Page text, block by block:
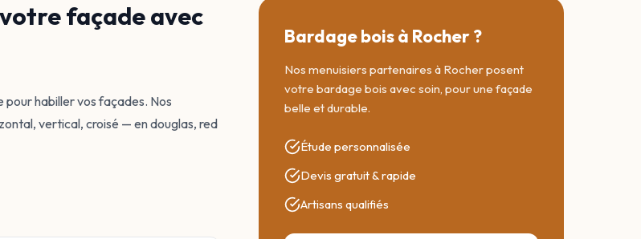
façade avec
habiller vos façades. Nos
vertical, croisé — en douglas, red
Bardage bois à Rocher ?
Nos menuisiers partenaires à Rocher posent
votre bardage bois avec soin, pour une façade
belle et durable.
Étude personnalisée
Devis gratuit & rapide
Artisans qualifiés